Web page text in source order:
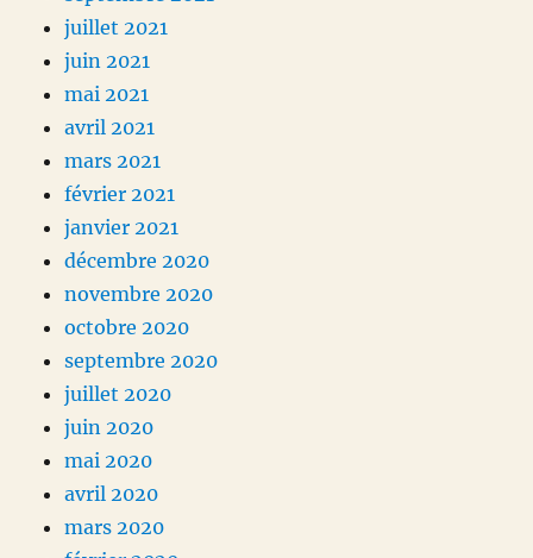
juillet 2021
juin 2021
mai 2021
avril 2021
mars 2021
février 2021
janvier 2021
décembre 2020
novembre 2020
octobre 2020
septembre 2020
juillet 2020
juin 2020
mai 2020
avril 2020
mars 2020